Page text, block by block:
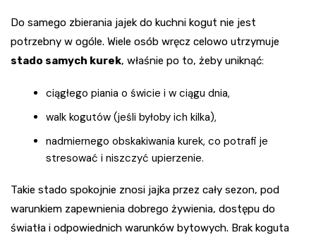
Do samego zbierania jajek do kuchni kogut nie jest
potrzebny w ogóle. Wiele osób wręcz celowo utrzymuje
stado samych kurek, właśnie po to, żeby uniknąć:
ciągłego piania o świcie i w ciągu dnia,
walk kogutów (jeśli byłoby ich kilka),
nadmiernego obskakiwania kurek, co potrafi je
stresować i niszczyć upierzenie.
Takie stado spokojnie znosi jajka przez cały sezon, pod
warunkiem zapewnienia dobrego żywienia, dostępu do
światła i odpowiednich warunków bytowych. Brak koguta